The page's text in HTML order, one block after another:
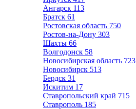
Ангарск 113
Братск 61
Ростовская область 750
Ростов-на-Дону 303
Шахты 66
Волгодонск 58
Новосибирская область 723
Новосибирск 513
Бердск 31
Искитим 17
Ставропольский край 715
Ставрополь 185